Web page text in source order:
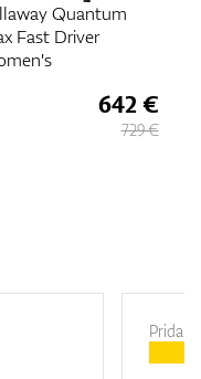
Quantum
Fast Driver
642 €
729 €